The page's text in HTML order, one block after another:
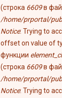
(строка 6609в
/home/prportal/
Notice: Trying to
offset on value of
функции
(строка 6609в
/home/prportal/
Notice: Trying to